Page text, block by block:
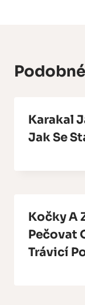
Karakal
Jak Se
Kočky A
Pečovat
Trávicí